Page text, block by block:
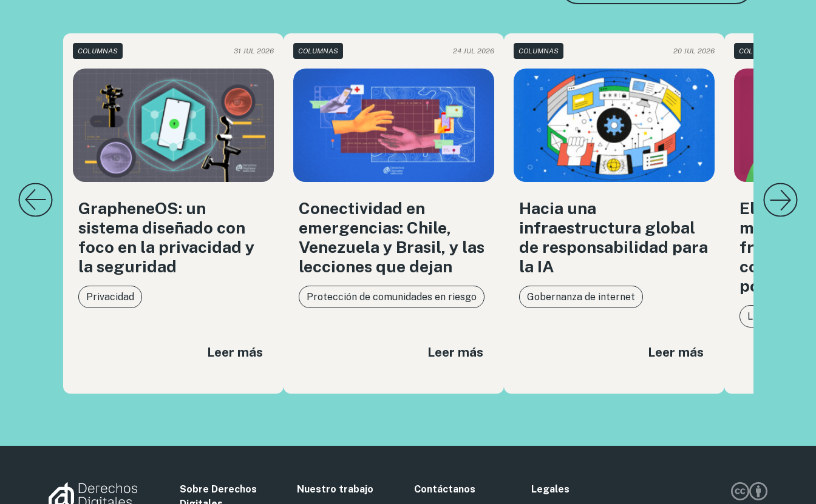
COLUMNAS 31 JUL 2026
GrapheneOS: un
sistema diseñado con
foco en la privacidad y
la seguridad
Privacidad
Leer más
COLUMNAS 24 JUL 2026
Conectividad en
emergencias: Chile,
Venezuela y Brasil, y las
lecciones que dejan
Protección de comunidades en riesgo
Leer más
COLUMNAS 20 JUL 2026
Hacia una
infraestructura global
de responsabilidad para
la IA
Gobernanza de internet
Leer más
COLUMNAS
El
medios
frente a
poder
Libertad de
Sobre Derechos
Nuestro trabajo Contáctanos Legales